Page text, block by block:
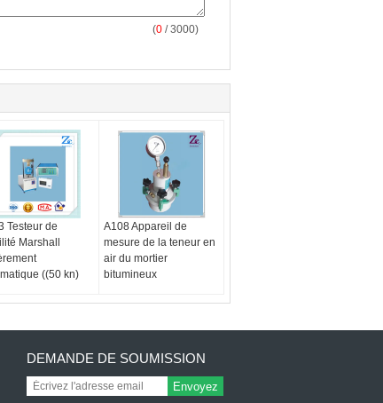
(0 / 3000)
Testeur de
Marshall
((50 kn)
A108 Appareil de
mesure de la teneur en
air du mortier
bitumineux
DEMANDE DE SOUMISSION
Envoyez